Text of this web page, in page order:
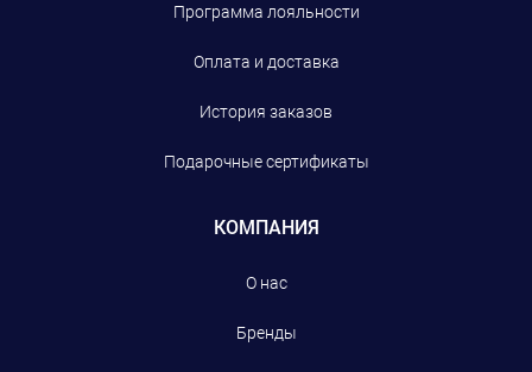
Программа лояльности
Оплата и доставка
История заказов
Подарочные сертификаты
КОМПАНИЯ
О нас
Бренды